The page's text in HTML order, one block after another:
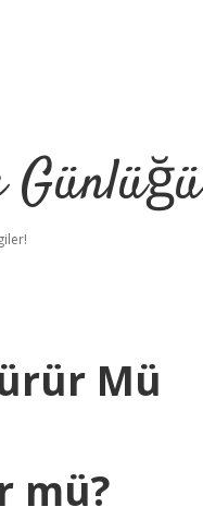
Günlüğü
Mü
mü?